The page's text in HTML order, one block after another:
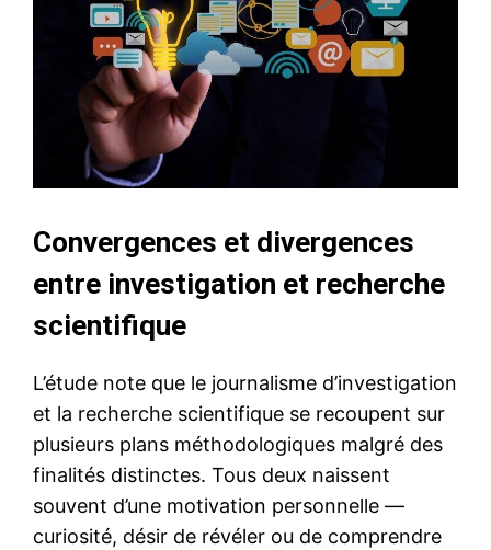
Convergences et divergences
entre investigation et recherche
scientifique
L’étude note que le journalisme d’investigation
et la recherche scientifique se recoupent sur
plusieurs plans méthodologiques malgré des
finalités distinctes. Tous deux naissent
souvent d’une motivation personnelle —
curiosité, désir de révéler ou de comprendre